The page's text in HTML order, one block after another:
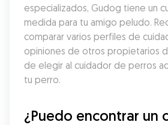
especializados, Gudog tiene un
medida para tu amigo peludo.
comparar varios perfiles de
opiniones de otros propietarios
de elegir al cuidador de perros
tu perro.
¿Puedo encontrar un